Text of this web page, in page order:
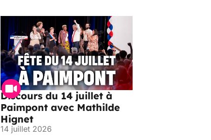
Discours du 14 juillet à
Paimpont avec Mathilde
Hignet
14 juillet 2026